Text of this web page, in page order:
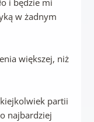
i będzie mi
w żadnym
większej, niż
partii
najbardziej